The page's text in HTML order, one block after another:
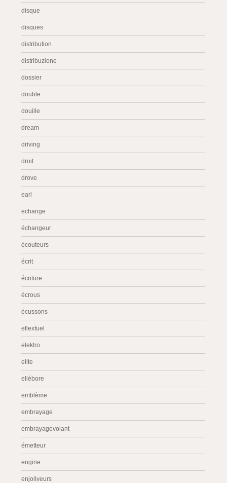
disque
disques
distribution
distribuzione
dossier
double
douille
dream
driving
droit
drove
earl
echange
échangeur
écouteurs
écrit
écriture
écrous
écussons
eflexfuel
elektro
elite
ellébore
emblème
embrayage
embrayagevolant
émetteur
engine
enjoliveurs